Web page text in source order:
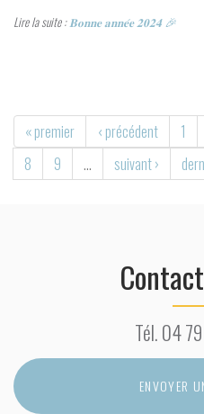
Lire la suite :𝐁𝐨𝐧𝐧𝐞 𝐚𝐧𝐧𝐞́𝐞 𝟐𝟎𝟐𝟒 🎉
« premier ‹ précédent 1
8
9 … suivant ›
Tél.04
ENVOYER